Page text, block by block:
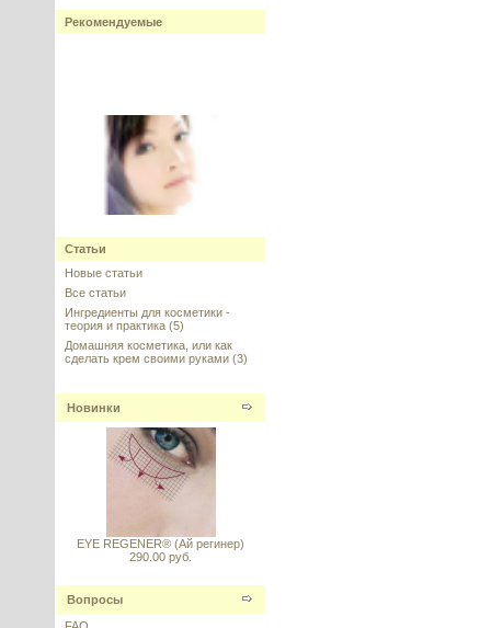
Рекомендуемые
---------
некристаллизующийся, 100 г
---------
Жожоба Голден масло
Статьи
Новые статьи
Все статьи
Ингредиенты для косметики -
теория и практика (5)
Домашняя косметика, или как
сделать крем своими руками (3)
Новинки
EYE REGENER® (Ай регинер)
290.00 руб.
Вопросы